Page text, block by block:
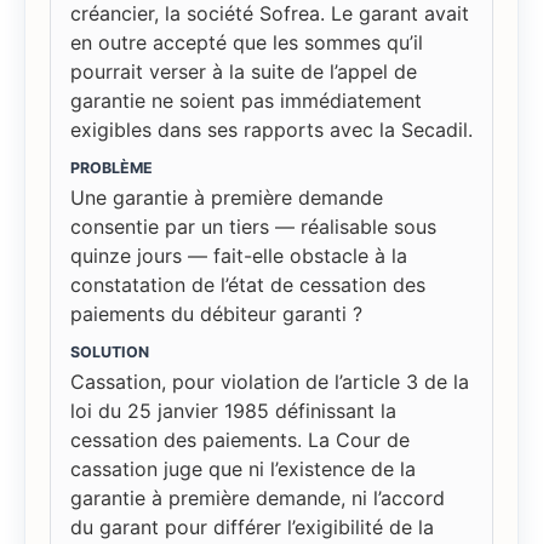
créancier, la société Sofrea. Le garant avait
en outre accepté que les sommes qu’il
pourrait verser à la suite de l’appel de
garantie ne soient pas immédiatement
exigibles dans ses rapports avec la Secadil.
PROBLÈME
Une garantie à première demande
consentie par un tiers — réalisable sous
quinze jours — fait-elle obstacle à la
constatation de l’état de cessation des
paiements du débiteur garanti ?
SOLUTION
Cassation, pour violation de l’article 3 de la
loi du 25 janvier 1985 définissant la
cessation des paiements. La Cour de
cassation juge que ni l’existence de la
garantie à première demande, ni l’accord
du garant pour différer l’exigibilité de la